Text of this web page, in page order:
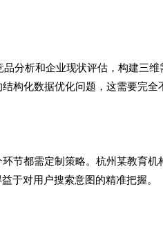
分析和企业现状评估，构建三
构化数据优化问题，这需要完全
节都需定制策略。杭州某教育
于对用户搜索意图的精准把握。